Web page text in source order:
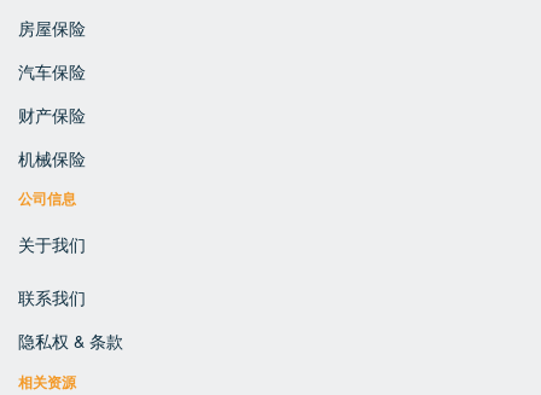
房屋保险
汽车保险
财产保险
机械保险
公司信息
关于我们
联系我们
隐私权 & 条款
相关资源